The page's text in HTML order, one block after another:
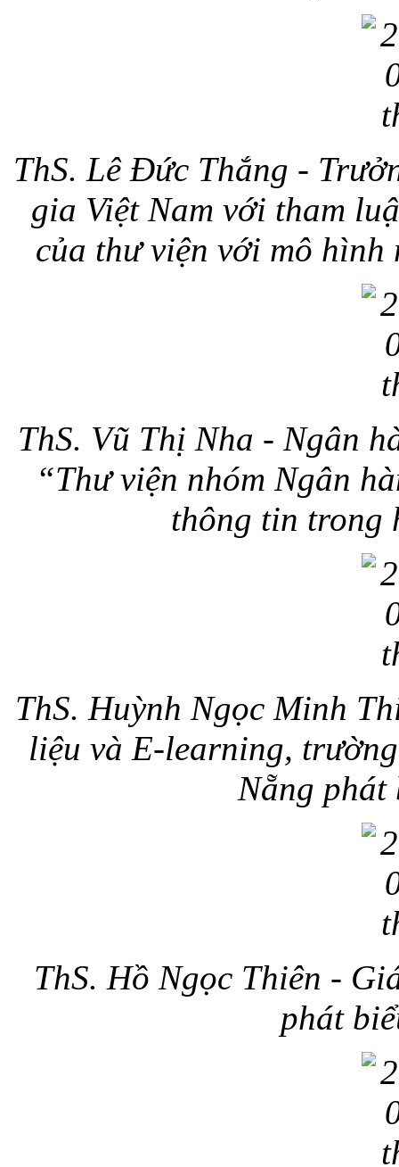
ThS. Lê Đức Thắng -
gia Việt Nam với tham
của thư viện với mô hình
ThS. Vũ Thị Nha - Ngân
“Thư viện nhóm Ngân
thông tin trong
ThS. Huỳnh Ngọc Minh
liệu và E-learning,
Nẵng
ThS. Hồ Ngọc Thiên -
phát